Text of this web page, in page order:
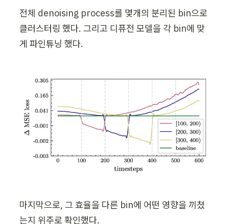
전체 denoising process를 몇개의 분리된 bin으로
클러스터링 했다. 그리고 디퓨전 모델을 각 bin에 맞
게 파인튜닝 했다.
마지막으로, 그 효율을 다른 bin에 어떤 영향을 끼쳤
는지 위주로 확인했다.